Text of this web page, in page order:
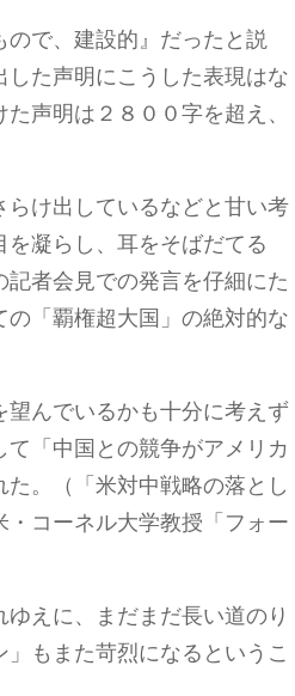
ので、建設的』だったと説
た声明にこうした表現はな
声明は２８００字を超え、
け出しているなどと甘い考
凝らし、耳をそばだてる
者会見での発言を仔細にた
「覇権超大国」の絶対的な
望んでいるかも十分に考えず
「中国との競争がアメリカ
。（「米対中戦略の落とし
コーネル大学教授「フォー
えに、まだまだ長い道のり
もまた苛烈になるというこ